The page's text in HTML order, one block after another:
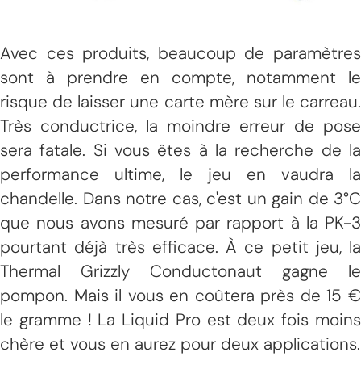
Avec ces produits, beaucoup de paramètres
sont à prendre en compte, notamment le
risque de laisser une carte mère sur le carreau.
Très conductrice, la moindre erreur de pose
sera fatale. Si vous êtes à la recherche de la
performance ultime, le jeu en vaudra la
chandelle. Dans notre cas, c'est un gain de 3°C
que nous avons mesuré par rapport à la PK-3
pourtant déjà très efficace. À ce petit jeu, la
Thermal Grizzly Conductonaut gagne le
pompon. Mais il vous en coûtera près de 15 €
le gramme ! La Liquid Pro est deux fois moins
chère et vous en aurez pour deux applications.